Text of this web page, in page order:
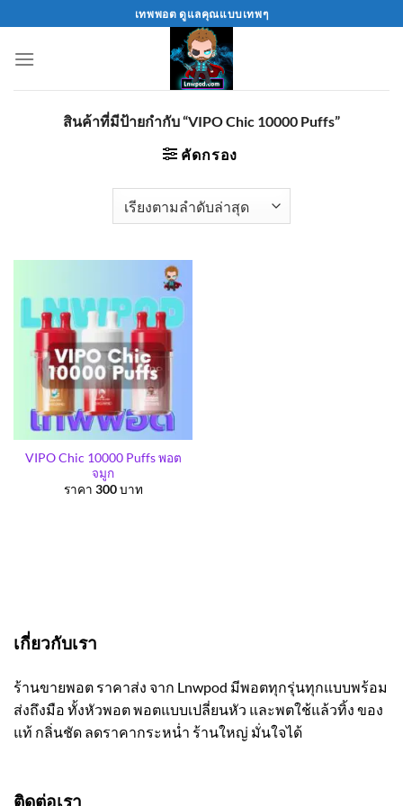
to
content
เทพพอต ดูแลคุณแบบเทพๆ
สินค้าที่มีป้ายกำกับ “VIPO Chic 10000 Puffs”
คัดกรอง
VIPO Chic 10000 Puffs พอต
จมูก
ราคา 300บาท
เกี่ยวกับเรา
ร้านขายพอต ราคาส่ง จาก Lnwpod มีพอตทุกรุ่นทุกแบบพร้อม
ส่งถึงมือ ทั้งหัวพอต พอตแบบเปลี่ยนหัว และพตใช้แล้วทิ้ง ของ
แท้ กลิ่นชัด ลดราคากระหน่ำ ร้านใหญ่ มั่นใจได้
ติดต่อเรา